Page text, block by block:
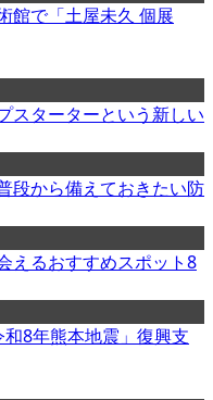
館で「土屋未久 個展
スターターという新しい
段から備えておきたい防
えるおすすめスポット8
8年熊本地震」復興支